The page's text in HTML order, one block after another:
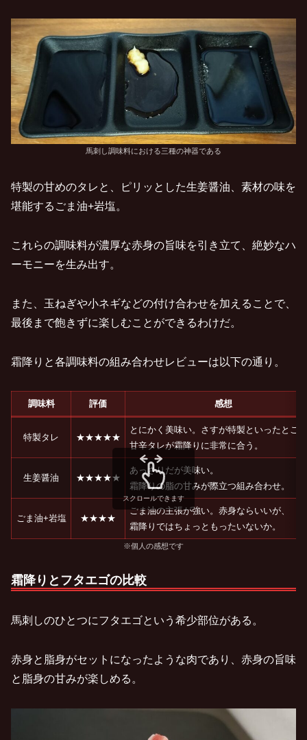
馬刺し調味料における三種の神器である
特製の甘めのタレと、ピリッとした生姜醤油、素材の味を
堪能するごま油+岩塩。
これらの調味料が濃厚な赤身の旨味を引き立て、絶妙なハ
ーモニーを生み出す。
また、玉ねぎや小ネギなどの付け合わせを加えることで、
最後まで飽きずに楽しむことができるわけだ。
霜降りと各調味料の組み合わせレビューは以下の通り。
調味料 評価 感想
特製タレ ★★★★★
とにかく美味い。さすが特製といったとこ
甘辛タレが霜降りに非常に合う。
生姜醤油 ★★★★★
あっさりだが美味い。
霜降りの脂の甘みが際立つ組み合わせ。
ごま油+岩塩 ★★★★
ごま油の主張が強い。赤身ならいいが、
霜降りではちょっともったいないか。
スクロールできます
※個人の感想です
霜降りとフタエゴの比較
馬刺しのひとつにフタエゴという希少部位がある。
赤身と脂身がセットになったような肉であり、赤身の旨味
と脂身の甘みが楽しめる。